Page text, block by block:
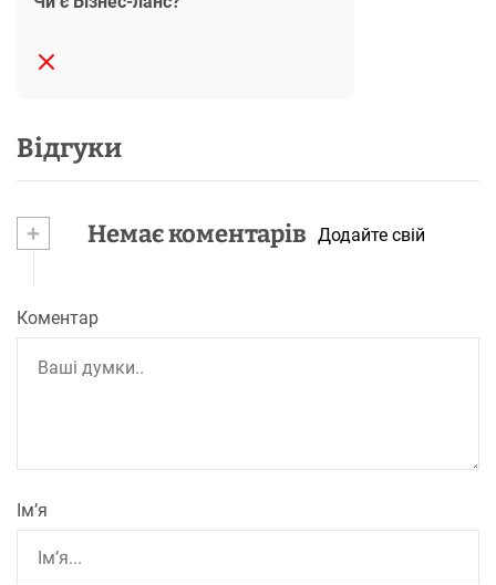
Відгуки
+ Немає коментарів Додайте свій
Коментар
Ім’я